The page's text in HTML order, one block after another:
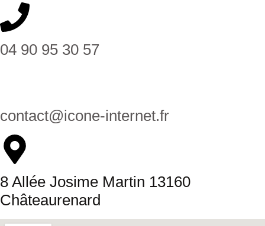
04 90 95 30 57
contact@icone-internet.fr
8 Allée Josime Martin 13160
Châteaurenard